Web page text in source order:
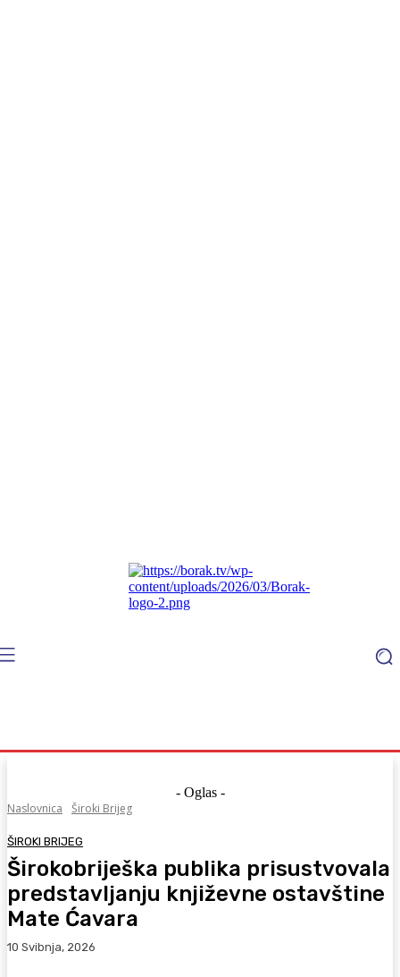
- Oglas -
Naslovnica
Široki Brijeg
ŠIROKI BRIJEG
Širokobriješka publika prisustvovala
predstavljanju književne ostavštine
Mate Ćavara
10 Svibnja, 2026